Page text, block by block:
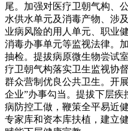
尾。加强对医疗卫朝气构、
水供水单元及消毒产物、涉
业病风险的用人单元、职业
消毒办事单元等监视法律。
抽检。提拔病原微生物尝试
疗卫朝气构落实卫生监视协
群众营制优良公共卫生。开
企业”办事勾当。提拔下层
病防控工做，鞭策全平易近
专家库和资本库扶植，建立